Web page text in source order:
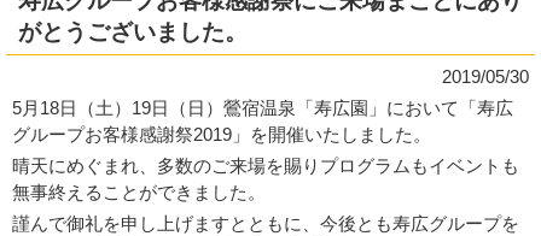
がとうございました。
2019/05/30
5月18日（土）19日（日）鶯宿温泉「寿広園」において「寿広
グループお客様感謝祭2019」を開催いたしました。
晴天にめぐまれ、多数のご来場を賜りプログラムもイベントも
無事終えることができました。
謹んで御礼を申し上げますとともに、今後とも寿広グループを